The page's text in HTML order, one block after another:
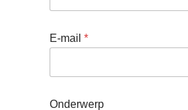
E
m
l
n
E-mail *
Onderwerp